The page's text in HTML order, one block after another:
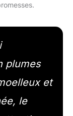
plumes
et
le